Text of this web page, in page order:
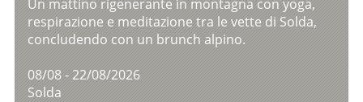
Un mattino rigenerante in montagna con yoga,
respirazione e meditazione tra le vette di Solda,
concludendo con un brunch alpino.
08/08 - 22/08/2026
Solda